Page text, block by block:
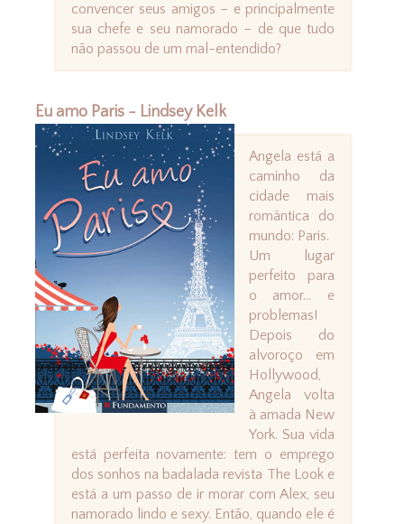
convencer seus amigos – e principalmente
sua chefe e seu namorado – de que tudo
não passou de um mal-entendido?
Eu amo Paris - Lindsey Kelk
Angela está a
caminho da
cidade mais
romântica do
mundo: Paris.
Um lugar
perfeito para
o amor... e
problemas!
Depois do
alvoroço em
Hollywood,
Angela volta
à amada New
York. Sua vida
está perfeita novamente: tem o emprego
dos sonhos na badalada revista The Look e
está a um passo de ir morar com Alex, seu
namorado lindo e sexy. Então, quando ele é